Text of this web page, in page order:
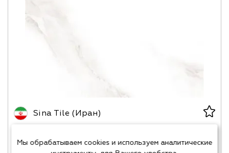
Sina Tile (Иран)
SHINE
Мы обрабатываем cookies и используем аналитические